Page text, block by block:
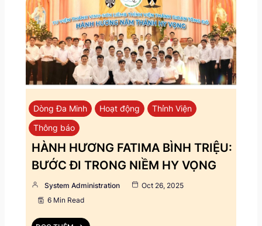
Dòng Đa Minh Hoạt động
Thỉnh Viện
Thông báo
HÀNH HƯƠNG FATIMA BÌNH TRIỆU:
BƯỚC ĐI TRONG NIỀM HY VỌNG
System Administration
Oct 26, 2025
6 Min Read